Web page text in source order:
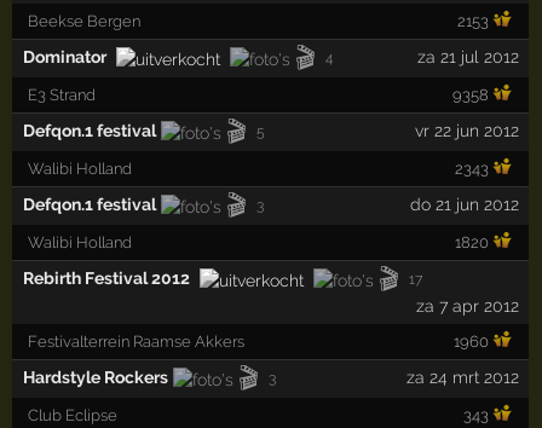
Beekse Bergen 2153
Dominator 🎬 4 za 21 jul 2012
E3 Strand 9358
Defqon.1 festival 🎬 5 vr 22 jun 2012
Walibi Holland 2343
Defqon.1 festival 🎬 3 do 21 jun 2012
Walibi Holland 1820
Rebirth Festival 2012 🎬 17
za 7 apr 2012
Festivalterrein Raamse Akkers 1960
Hardstyle Rockers 🎬 3 za 24 mrt 2012
Club Eclipse 343